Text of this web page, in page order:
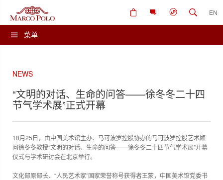
菜单
EN
NEWS
“文明的对话、生命的问答——徐冬冬二十四
节气学术展”正式开幕
10月25日，由中国美术馆主办、马可波罗控股协办的马可波罗控股艺术顾
问徐冬冬教授“文明的对话、生命的问答——徐冬冬二十四节气学术展”开幕
仪式与学术研讨会在北京举行。
文化部原部长、“人民艺术家”国家荣誉称号获得者王蒙，中国美术馆党委书